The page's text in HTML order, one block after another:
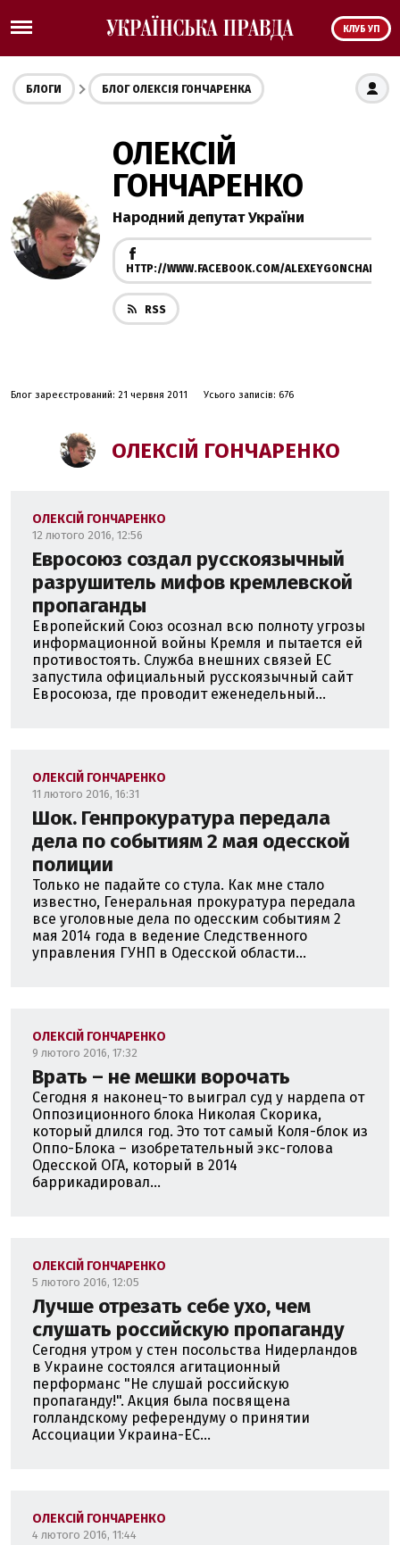
КЛУБ УП
БЛОГИ БЛОГ ОЛЕКСІЯ ГОНЧАРЕНКА
ОЛЕКСІЙ
ГОНЧАРЕНКО
Народний депутат України
HTTP://WWW.FACEBOOK.COM/
RSS
Блог зареєстрований: 21 червня 2011 Усього записів: 676
ОЛЕКСІЙ ГОНЧАРЕНКО
ОЛЕКСІЙ ГОНЧАРЕНКО
12 лютого 2016, 12:56
Евросоюз создал русскоязычный
разрушитель мифов кремлевской
пропаганды
Европейский Союз осознал всю полноту угрозы
информационной войны Кремля и пытается ей
противостоять. Служба внешних связей ЕС
запустила официальный русскоязычный сайт
Евросоюза, где проводит еженедельный...
ОЛЕКСІЙ ГОНЧАРЕНКО
11 лютого 2016, 16:31
Шок. Генпрокуратура передала
дела по событиям 2 мая одесской
полиции
Только не падайте со стула. Как мне стало
известно, Генеральная прокуратура передала
все уголовные дела по одесским событиям 2
мая 2014 года в ведение Следственного
управления ГУНП в Одесской области...
ОЛЕКСІЙ ГОНЧАРЕНКО
9 лютого 2016, 17:32
Врать – не мешки ворочать
Сегодня я наконец-то выиграл суд у нардепа от
Оппозиционного блока Николая Скорика,
который длился год. Это тот самый Коля-блок из
Оппо-Блока – изобретательный экс-голова
Одесской ОГА, который в 2014
баррикадировал...
ОЛЕКСІЙ ГОНЧАРЕНКО
5 лютого 2016, 12:05
Лучше отрезать себе ухо, чем
слушать российскую пропаганду
Сегодня утром у стен посольства Нидерландов
в Украине состоялся агитационный
перформанс "Не слушай российскую
пропаганду!". Акция была посвящена
голландскому референдуму о принятии
Ассоциации Украина-ЕС...
ОЛЕКСІЙ ГОНЧАРЕНКО
4 лютого 2016, 11:44